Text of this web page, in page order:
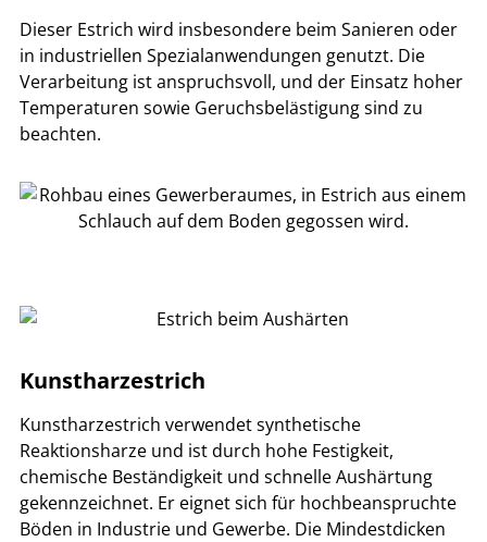
Dieser Estrich wird insbesondere beim Sanieren oder
in industriellen Spezialanwendungen genutzt. Die
Verarbeitung ist anspruchsvoll, und der Einsatz hoher
Temperaturen sowie Geruchsbelästigung sind zu
beachten.
Kunstharzestrich
Kunstharzestrich verwendet synthetische
Reaktionsharze und ist durch hohe Festigkeit,
chemische Beständigkeit und schnelle Aushärtung
gekennzeichnet. Er eignet sich für hochbeanspruchte
Böden in Industrie und Gewerbe. Die Mindestdicken